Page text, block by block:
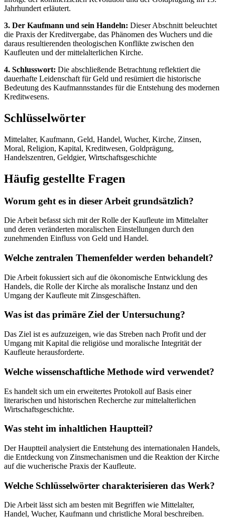
Jahrhundert erläutert.
3. Der Kaufmann und sein Handeln: Dieser Abschnitt beleuchtet
die Praxis der Kreditvergabe, das Phänomen des Wuchers und die
daraus resultierenden theologischen Konflikte zwischen den
Kaufleuten und der mittelalterlichen Kirche.
4. Schlusswort: Die abschließende Betrachtung reflektiert die
dauerhafte Leidenschaft für Geld und resümiert die historische
Bedeutung des Kaufmannsstandes für die Entstehung des modernen
Kreditwesens.
Schlüsselwörter
Mittelalter, Kaufmann, Geld, Handel, Wucher, Kirche, Zinsen,
Moral, Religion, Kapital, Kreditwesen, Goldprägung,
Handelszentren, Geldgier, Wirtschaftsgeschichte
Häufig gestellte Fragen
Worum geht es in dieser Arbeit grundsätzlich?
Die Arbeit befasst sich mit der Rolle der Kaufleute im Mittelalter
und deren veränderten moralischen Einstellungen durch den
zunehmenden Einfluss von Geld und Handel.
Welche zentralen Themenfelder werden behandelt?
Die Arbeit fokussiert sich auf die ökonomische Entwicklung des
Handels, die Rolle der Kirche als moralische Instanz und den
Umgang der Kaufleute mit Zinsgeschäften.
Was ist das primäre Ziel der Untersuchung?
Das Ziel ist es aufzuzeigen, wie das Streben nach Profit und der
Umgang mit Kapital die religiöse und moralische Integrität der
Kaufleute herausforderte.
Welche wissenschaftliche Methode wird verwendet?
Es handelt sich um ein erweitertes Protokoll auf Basis einer
literarischen und historischen Recherche zur mittelalterlichen
Wirtschaftsgeschichte.
Was steht im inhaltlichen Hauptteil?
Der Hauptteil analysiert die Entstehung des internationalen Handels,
die Entdeckung von Zinsmechanismen und die Reaktion der Kirche
auf die wucherische Praxis der Kaufleute.
Welche Schlüsselwörter charakterisieren das Werk?
Die Arbeit lässt sich am besten mit Begriffen wie Mittelalter,
Handel, Wucher, Kaufmann und christliche Moral beschreiben.